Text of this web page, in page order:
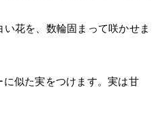
花を、数輪固まって咲かせま
似た実をつけます。実は甘